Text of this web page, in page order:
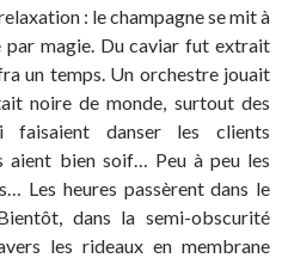
: le champagne se mit à
par magie. Du caviar fut extrait
un temps. Un orchestre jouait
noire de monde, surtout des
faisaient danser les clients
aient bien soif… Peu à peu les
Les heures passèrent dans le
dans la semi-obscurité
les rideaux en membrane